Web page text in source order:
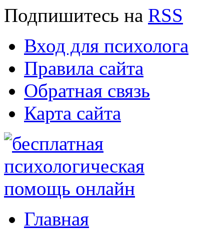
Подпишитесь на RSS
Вход для психолога
Правила сайта
Обратная связь
Карта сайта
Главная